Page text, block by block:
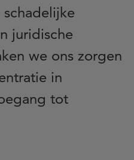
juridische
we ons zorgen
in
tot